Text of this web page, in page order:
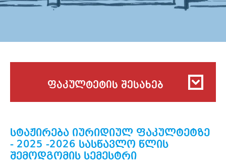
ფაკულტეტის შესახებ
სტაჟირება იურიდიულ ფაკულტეტზე
- 2025 -2026 სასწავლო წლის
შემოდგომის სემესტრი